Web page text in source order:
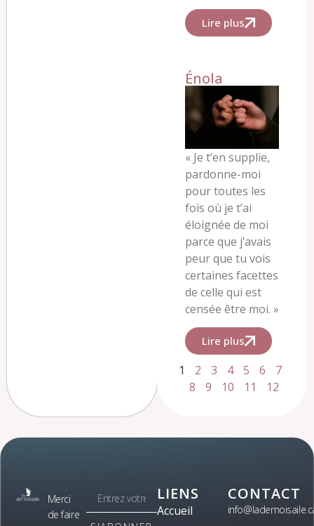
Lire plus
Énola
« Je t’en supplie,
pardonne-moi
pour toutes les
fois où je t’ai
éloignée de moi
parce que j’avais
peur que tu vois
certaines facettes
de celle qui est
censée être moi. »
Lire plus
1 2 3 4 5 6
7
8
9 10 11 12
Merci
de faire
LIENS
Accueil
CONTACT